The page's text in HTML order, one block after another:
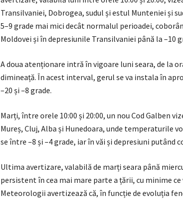
Transilvaniei, Dobrogea, sudul și estul Munteniei și
5–9 grade mai mici decât normalul perioadei,
Moldovei și în depresiunile Transilvaniei până la –10
A doua atenționare intră în vigoare luni seara, de la
dimineață. În acest interval, gerul se va instala în
–20 și –8 grade.
Marți, între orele 10:00 și 20:00, un nou Cod Galben
Mureș, Cluj, Alba și Hunedoara, unde temperaturile
se între –8 și –4 grade, iar în văi și depresiuni putând
Ultima avertizare, valabilă de marți seara până
persistent în cea mai mare parte a țării, cu minime
Meteorologii avertizează că, în funcție de evoluția